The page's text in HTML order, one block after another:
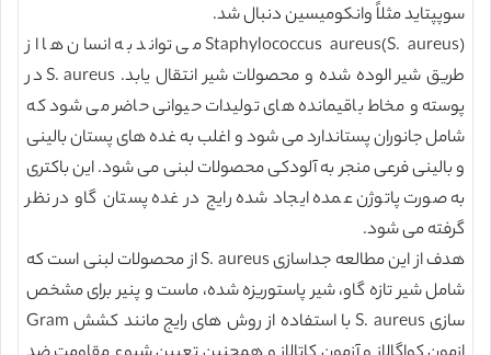
سوپپتاید مثلاً وانکومیسین دنبال شد.
Staphylococcus aureus(S. aureus) می تواند به انسان ها از
طریق شیر الوده شده و محصولات شیر انتقال یابد. S. aureus در
پوسته و مخاط باقیمانده های تولیدات حیوانی حاضر می شود که
شامل جانوران پستاندارد می شود و اغلب به غده های پستان بالینی
و بالینی فرعی منجر به آلودکی محصولات لبنی می شود. این باکتری
به صورت پاتوژن عمده ایجاد شده رایج در غده پستان گاو در نظر
گرفته می شود.
هدف از این مطالعه جداسازی S. aureus از محصولات لبنی است که
شامل شیر تازه گاو، شیر پاستوریزه شده، ماست و پنیر برای مشخص
سازی S. aureus با استفاده از روش های رایج مانند کشش Gram